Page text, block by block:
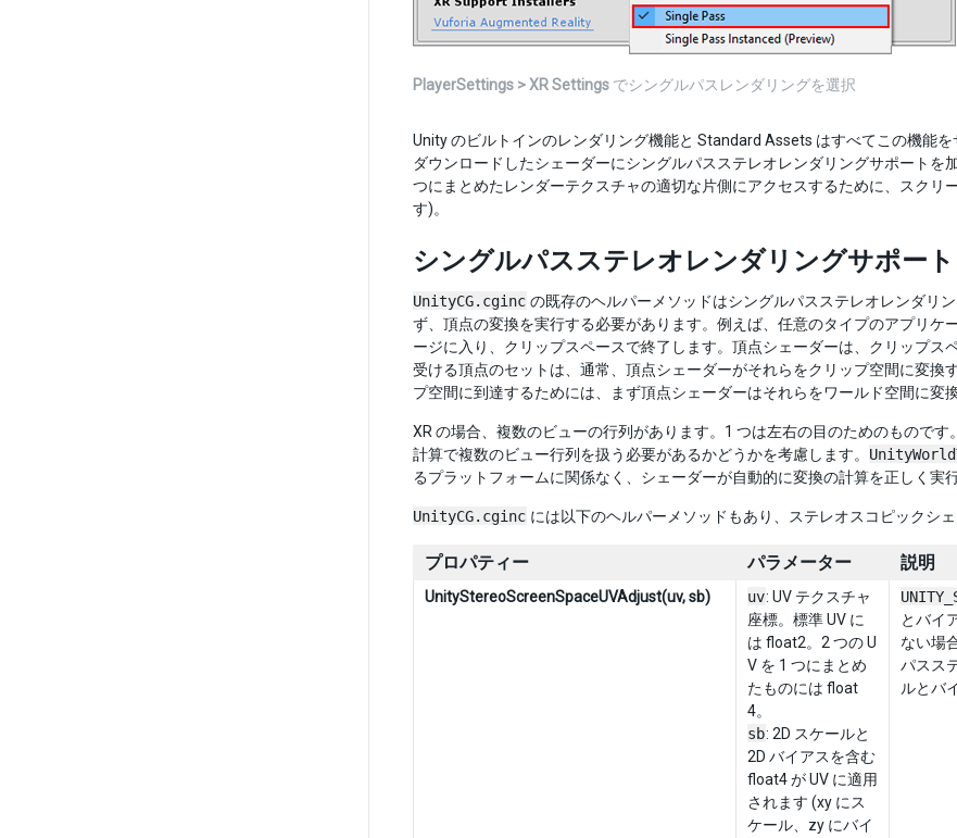
PlayerSettings > XR Settings でシングルパスレンダリングを選択
Unity のビルトインのレンダリング機能と Standard Assets はすべてこの機能
ダウンロードしたシェーダーにシングルパスステレオレンダリングサポート
つにまとめたレンダーテクスチャの適切な片側にアクセスするために、スクリ
す)。
シングルパスステレオレンダリングサポー
UnityCG.cginc の既存のヘルパーメソッドはシングルパスステレオレンダリ
ず、頂点の変換を実行する必要があります。例えば、任意のタイプのアプリ
ージに入り、クリップスペースで終了します。頂点シェーダーは、クリップ
受ける頂点のセットは、通常、頂点シェーダーがそれらをクリップ空間に変
プ空間に到達するためには、まず頂点シェーダーはそれらをワールド空間に変
XR の場合、複数のビューの行列があります。1 つは左右の目のためのものです
計算で複数のビュー行列を扱う必要があるかどうかを考慮します。
るプラットフォームに関係なく、シェーダーが自動的に変換の計算を正しく実行
UnityCG.cginc には以下のヘルパーメソッドもあり、ステレオスコピックシ
プロパティー パラメーター 説明
UnityStereoScreenSpaceUVAdjust(uv, sb) uv: UV テクスチャ
座標。標準 UV に
は float2。2 つの U
V を 1 つにまとめ
たものには float
4。
sb: 2D スケールと
2D バイアスを含む
float4 が UV に適用
されます (xy にス
ケール、zy にバイ
とバイ
ない場
パスス
ルとバ